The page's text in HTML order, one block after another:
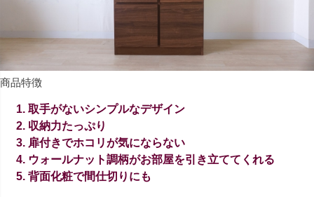
商品特徴
取手がないシンプルなデザイン
収納力たっぷり
扉付きでホコリが気にならない
ウォールナット調柄がお部屋を引き立ててくれる
背面化粧で間仕切りにも